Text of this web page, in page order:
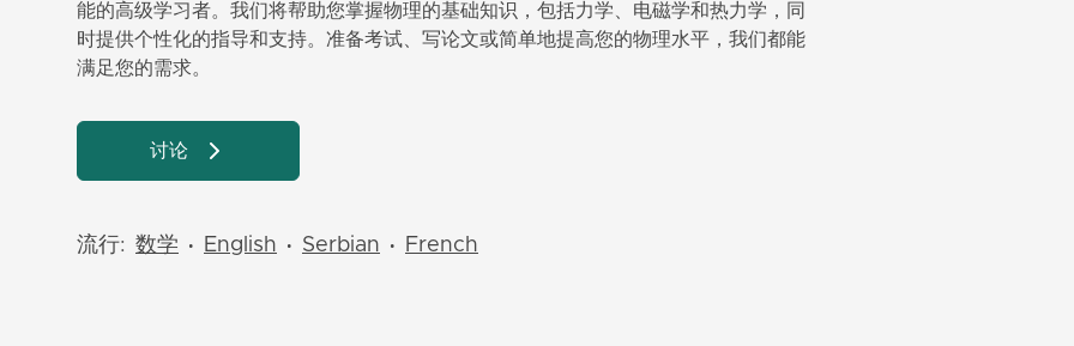
能的高级学习者。我们将帮助您掌握物理的基础知识，包括力学、电磁学和热力学，同
时提供个性化的指导和支持。准备考试、写论文或简单地提高您的物理水平，我们都能
满足您的需求。
讨论
流行: 数学 • English • Serbian • French